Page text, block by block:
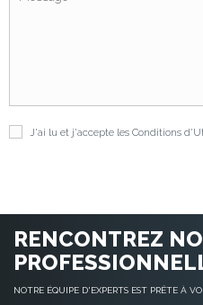
J'ai lu et j'accepte les Conditions
RENCONTREZ
NOTRE ÉQUIPE D'EXPERTS EST PRÊTE À